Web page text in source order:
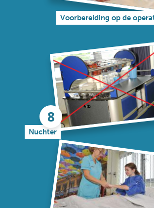
Voorbereiding op de
Nuchter